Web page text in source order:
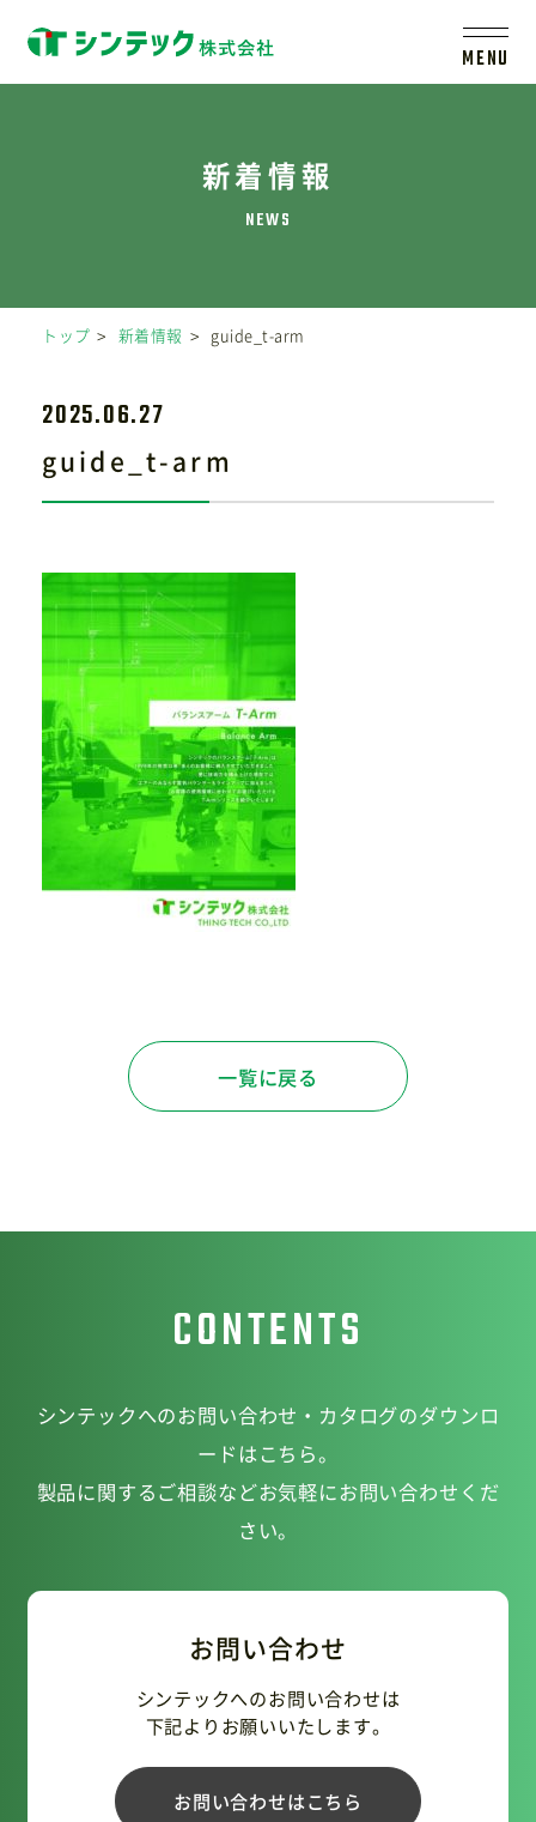
MENU
新着情報
サイトマップ
プライバシーポリシー
CAD/PDFデータ
シンテック公式Instagram
シンテック公式Youtubeチャンネル
新着情報
トップ 新着情報 guide_t-arm
2025.06.27
guide_t-arm
一覧に戻る
CONTENTS
シンテックへのお問い合わせ・カタログのダウンロ
ードはこちら。
製品に関するご相談などお気軽にお問い合わせくだ
さい。
お問い合わせ
シンテックへのお問い合わせは
下記よりお願いいたします。
お問い合わせはこちら